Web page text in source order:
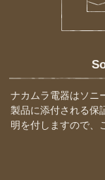
ナカムラ電器はソニ
製品に添付される保
明を付しますので、